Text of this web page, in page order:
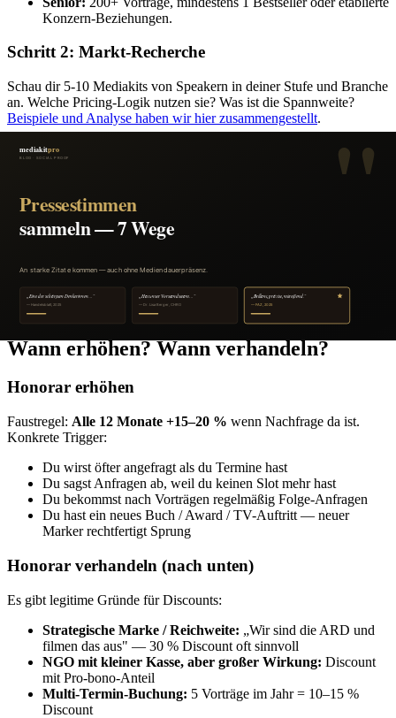
Konzern-Beziehungen.
Schritt 2: Markt-Recherche
Schau dir 5-10 Mediakits von Speakern in deiner Stufe und Branche
an. Welche Pricing-Logik nutzen sie? Was ist die Spannweite?
Beispiele und Analyse haben wir hier zusammengestellt.
Schritt 3: Mut zur Range-Angabe
ist der größte Hebel:
Filtert dir die richtigen Anfragen vor
Spart dir endloses Email-Hin-und-Her
Warum „Honorar auf Anfrage" einer der teuersten Mediakit-Fehler
erklären wir im Detail im Fehler-Artikel .
Wann erhöhen? Wann verhandeln?
Honorar erhöhen
Faustregel: Alle 12 Monate +15–20 % wenn Nachfrage da ist.
Konkrete Trigger:
Du wirst öfter angefragt als du Termine hast
Du sagst Anfragen ab, weil du keinen Slot mehr hast
Du bekommst nach Vorträgen regelmäßig Folge-Anfragen
Du hast ein neues Buch / Award / TV-Auftritt — neuer
Marker rechtfertigt Sprung
Honorar verhandeln (nach unten)
Es gibt legitime Gründe für Discounts:
Strategische Marke / Reichweite: „Wir sind die ARD und
filmen das aus" — 30 % Discount oft sinnvoll
NGO mit kleiner Kasse, aber großer Wirkung: Discount
mit Pro-bono-Anteil
Multi-Termin-Buchung: 5 Vorträge im Jahr = 10–15 %
Discount